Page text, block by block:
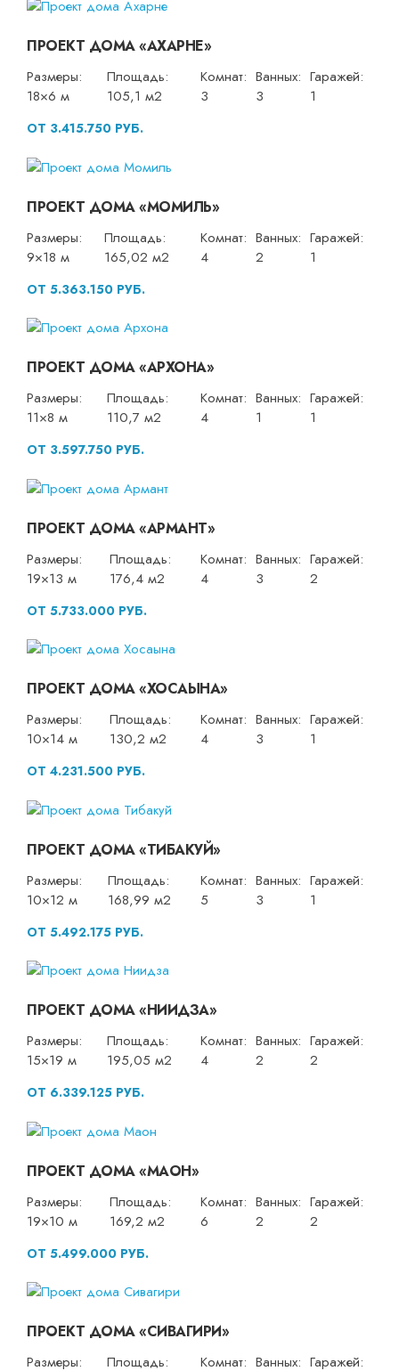
ПРОЕКТ ДОМА «АХАРНЕ»
Размеры:
18×6 м
Площадь:
105,1 м2
Комнат:
3
Ванных:
3
Гаражей:
1
ОТ 3.415.750 РУБ.
ПРОЕКТ ДОМА «МОМИЛЬ»
Размеры:
9×18 м
Площадь:
165,02 м2
Комнат:
4
Ванных:
2
Гаражей:
1
ОТ 5.363.150 РУБ.
ПРОЕКТ ДОМА «АРХОНА»
Размеры:
11×8 м
Площадь:
110,7 м2
Комнат:
4
Ванных:
1
Гаражей:
1
ОТ 3.597.750 РУБ.
ПРОЕКТ ДОМА «АРМАНТ»
Размеры:
19×13 м
Площадь:
176,4 м2
Комнат:
4
Ванных:
3
Гаражей:
2
ОТ 5.733.000 РУБ.
ПРОЕКТ ДОМА «ХОСАЫНА»
Размеры:
10×14 м
Площадь:
130,2 м2
Комнат:
4
Ванных:
3
Гаражей:
1
ОТ 4.231.500 РУБ.
ПРОЕКТ ДОМА «ТИБАКУЙ»
Размеры:
10×12 м
Площадь:
168,99 м2
Комнат:
5
Ванных:
3
Гаражей:
1
ОТ 5.492.175 РУБ.
ПРОЕКТ ДОМА «НИИДЗА»
Размеры:
15×19 м
Площадь:
195,05 м2
Комнат:
4
Ванных:
2
Гаражей:
2
ОТ 6.339.125 РУБ.
ПРОЕКТ ДОМА «МАОН»
Размеры:
19×10 м
Площадь:
169,2 м2
Комнат:
6
Ванных:
2
Гаражей:
2
ОТ 5.499.000 РУБ.
ПРОЕКТ ДОМА «СИВАГИРИ»
Размеры: Площадь: Комнат: Ванных: Гаражей: